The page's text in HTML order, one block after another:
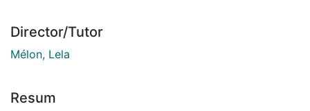
Director/Tutor
Mélon, Lela
Resum